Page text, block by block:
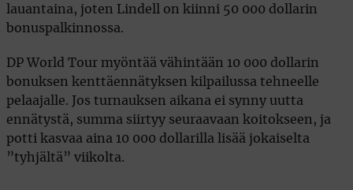
lauantaina, joten Lindell on kiinni 50 000 dollarin
bonuspalkinnossa.
DP World Tour myöntää vähintään 10 000 dollarin
bonuksen kenttäennätyksen kilpailussa tehneelle
pelaajalle. Jos turnauksen aikana ei synny uutta
ennätystä, summa siirtyy seuraavaan koitokseen, ja
potti kasvaa aina 10 000 dollarilla lisää jokaiselta
”tyhjältä” viikolta.